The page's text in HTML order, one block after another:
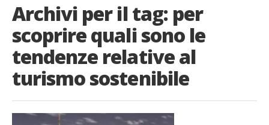
Regali
FAQ
Chi Siamo
Partner
itinerari
curiosità
vivere e viaggiare verde
news ed eventi
ecohotel
Archivi per il tag: per
scoprire quali sono le
tendenze relative al
turismo sostenibile